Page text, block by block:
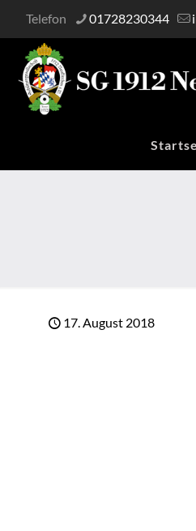
Telefon 01728230344
17. August 2018